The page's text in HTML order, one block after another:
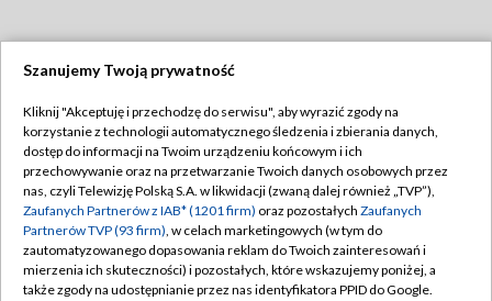
TVP
Abonament TVP
Emisja w TVP
Centrum informacji TVP
Naziemna Telewizja Cyfrowa
Regulamin TVP
Polityka prywatności
Moje zgody
Pomoc
Szanujemy Twoją prywatność
Kliknij "Akceptuję i przechodzę do serwisu", aby wyrazić zgody na
korzystanie z technologii automatycznego śledzenia i zbierania danych,
dostęp do informacji na Twoim urządzeniu końcowym i ich
przechowywanie oraz na przetwarzanie Twoich danych osobowych przez
nas, czyli Telewizję Polską S.A. w likwidacji (zwaną dalej również „TVP”),
Zaufanych Partnerów z IAB* (1201 firm) oraz pozostałych Zaufanych
Partnerów TVP (93 firm), w celach marketingowych (w tym do
zautomatyzowanego dopasowania reklam do Twoich zainteresowań i
mierzenia ich skuteczności) i pozostałych, które wskazujemy poniżej, a
także zgody na udostępnianie przez nas identyfikatora PPID do Google.